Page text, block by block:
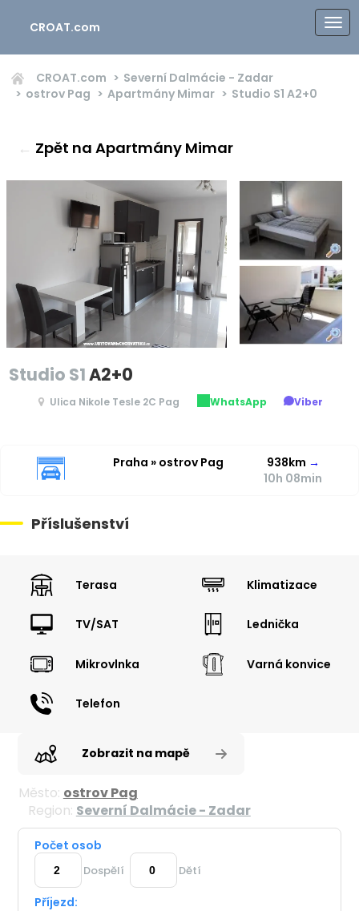
CROAT.com
CROAT.com
Severní Dalmácie - Zadar
ostrov Pag
Apartmány Mimar Studio S1 A2+0
← Zpět na Apartmány Mimar
Studio S1A2+0
Ulica Nikole Tesle 2C Pag WhatsApp Viber
Praha » ostrov Pag 938km →
10h 08min
Příslušenství
Terasa Klimatizace
TV/SAT Lednička
Mikrovlnka Varná konvice
Telefon
Zobrazit na mapě
Město: ostrov Pag
Region: Severní Dalmácie - Zadar
Počet osob
Dospělí Dětí
Příjezd: